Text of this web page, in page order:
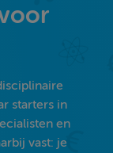
starters in
en
vast: je